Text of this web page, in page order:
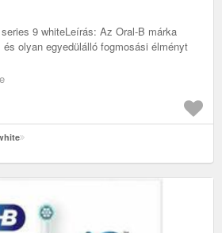
9 whiteLeírás: Az Oral-B márka
olyan egyedülálló fogmosási élményt